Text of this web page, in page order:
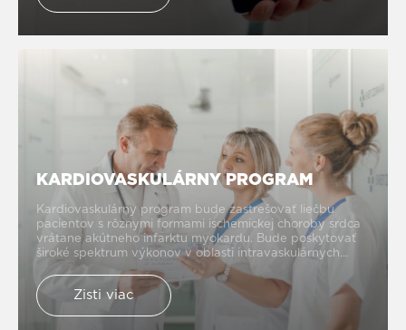
záchrany života, ako aj eliminovania či zmiernenia
KARDIOVASKULÁRNY PROGRAM
Kardiovaskulárny program bude zastrešovať liečbu
pacientov s rôznymi formami ischemickej choroby srdca
vrátane akútneho infarktu myokardu. Bude poskytovať
široké spektrum výkonov v oblasti intravaskulárnych
intervencií. Súčasťou programu bude aj liečba porúch
srdcového rytmu a intervenčná angiológia.
Zisti viac